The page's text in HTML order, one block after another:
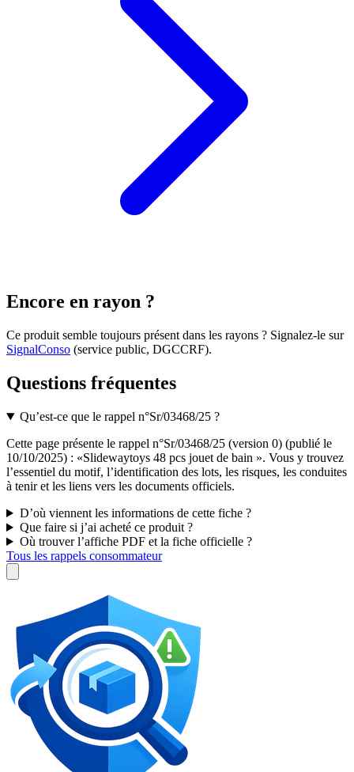
Encore en rayon ?
Ce produit semble toujours présent dans les rayons ? Signalez-le sur
SignalConso (service public, DGCCRF).
Questions fréquentes
Qu’est-ce que le rappel n°Sr/03468/25 ?
Cette page présente le rappel n°Sr/03468/25 (version 0) (publié le
10/10/2025) : «Slidewaytoys 48 pcs jouet de bain ». Vous y trouvez
l’essentiel du motif, l’identification des lots, les risques, les conduites
à tenir et les liens vers les documents officiels.
D’où viennent les informations de cette fiche ?
Que faire si j’ai acheté ce produit ?
Où trouver l’affiche PDF et la fiche officielle ?
Tous les rappels consommateur